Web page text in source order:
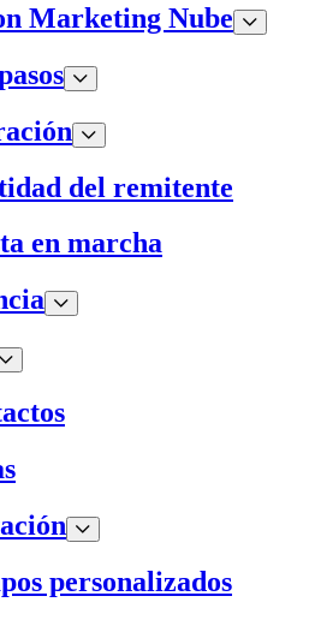
Marketing Nube
del remitente
en marcha
personalizados